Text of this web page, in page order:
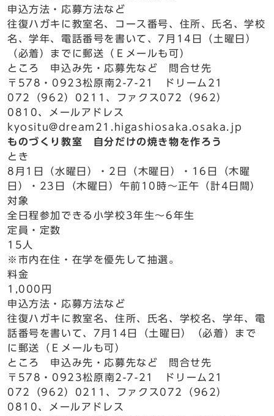
申込方法・応募方法など
往復ハガキに教室名、コース番号、住所、氏名、学校
名、学年、電話番号を書いて、7月14日（土曜日）
（必着）までに郵送（Ｅメールも可）
ところ 申込み先・応募先など 問合せ先
〒578・0923松原南2-7-21 ドリーム21
072（962）0211、ファクス072（962）
0810、メールアドレス
kyositu@dream21.higashiosaka.osaka.jp
ものづくり教室 自分だけの焼き物を作ろう
とき
8月1日（水曜日）・2日（木曜日）・16日（木曜
日）・23日（木曜日）午前10時～正午（計4日間）
対象
全日程参加できる小学校3年生～6年生
定員・定数
15人
※市内在住・在学を優先して抽選。
料金
1,000円
申込方法・応募方法など
往復ハガキに教室名、住所、氏名、学校名、学年、電
話番号を書いて、7月14日（土曜日）（必着）まで
に郵送（Ｅメールも可）
ところ 申込み先・応募先など 問合せ先
〒578・0923松原南2-7-21 ドリーム21
072（962）0211、ファクス072（962）
0810、メールアドレス